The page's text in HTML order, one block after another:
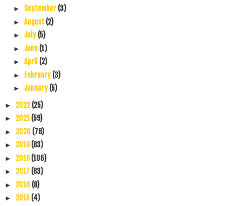
► September(3)
► August (2)
► July (5)
► June (1)
► April (2)
► February (3)
► January (5)
► 2022(25)
► 2021 (59)
► 2020 (78)
► 2019(83)
► 2018(106)
► 2017 (83)
► 2016 (8)
► 2015 (4)